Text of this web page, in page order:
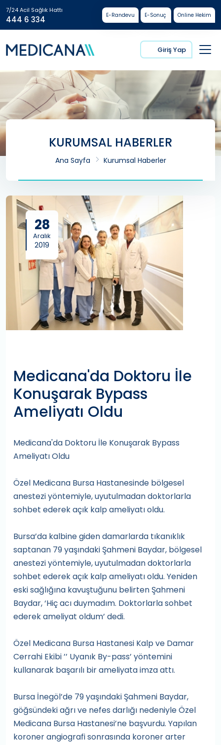
7/24 Acil Sağlık Hattı
444 6 334 E-Randevu E-Sonuç Online Hekim
Giriş Yap
KURUMSAL HABERLER
Ana Sayfa Kurumsal Haberler
28
Aralık
2019
Medicana'da Doktoru İle
Konuşarak Bypass
Ameliyatı Oldu
Medicana'da Doktoru İle Konuşarak Bypass
Ameliyatı Oldu
Özel Medicana Bursa Hastanesinde bölgesel
anestezi yöntemiyle, uyutulmadan doktorlarla
sohbet ederek açık kalp ameliyatı oldu.
Bursa’da kalbine giden damarlarda tıkanıklık
saptanan 79 yaşındaki Şahmeni Baydar, bölgesel
anestezi yöntemiyle, uyutulmadan doktorlarla
sohbet ederek açık kalp ameliyatı oldu. Yeniden
eski sağlığına kavuştuğunu belirten Şahmeni
Baydar, ‘Hiç acı duymadım. Doktorlarla sohbet
ederek ameliyat oldum’ dedi.
Özel Medicana Bursa Hastanesi Kalp ve Damar
Cerrahi Ekibi ’’ Uyanık By-pass’ yöntemini
kullanarak başarılı bir ameliyata imza attı.
Bursa İnegöl’de 79 yaşındaki Şahmeni Baydar,
göğsündeki ağrı ve nefes darlığı nedeniyle Özel
Medicana Bursa Hastanesi’ne başvurdu. Yapılan
koroner angiografi sonrasında koroner arter